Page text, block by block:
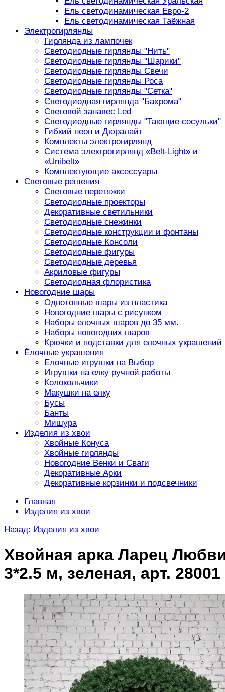
Ель светодинамическая Евро-2
Ель светодинамическая Таёжная
Электрогирлянды
Гирлянда из лампочек
Светодиодные гирлянды "Нить"
Светодиодные гирлянды "Шарики"
Светодиодные гирлянды Свечи
Светодиодные гирлянды Роса
Светодиодные гирлянды "Сетка"
Светодиодная гирлянда "Бахрома"
Световой занавес Led
Светодиодные гирлянды "Тающие сосульки"
Гибкий неон и Дюралайт
Комплекты электрогирлянд
Система электрогирлянд «Belt-Light» и
«Unibelt»
Комплектующие аксессуары
Световые решения
Световые перетяжки
Светодиодные проекторы
Декоративные светильники
Светодиодные снежинки
Светодиодные конструкции и фонтаны
Светодиодные Консоли
Светодиодные фигуры
Светодиодные деревья
Акриловые фигуры
Светодиодная флористика
Новогодние шары
Однотонные шары из пластика
Новогодние шары с рисунком
Наборы елочных шаров до 35 мм.
Наборы новогодних шаров
Крючки и подставки для елочных украшений
Ёлочные украшения
Елочные игрушки на Выбор
Игрушки на елку ручной работы
Колокольчики
Макушки на елку
Бусы
Банты
Мишура
Изделия из хвои
Хвойные Конуса
Хвойные гирлянды
Новогодние Венки и Сваги
Декоративные Арки
Декоративные корзинки и подсвечники
Главная
Изделия из хвои
Назад: Изделия из хвои
Хвойная арка Ларец
3*2.5 м, зеленая, арт. 28001